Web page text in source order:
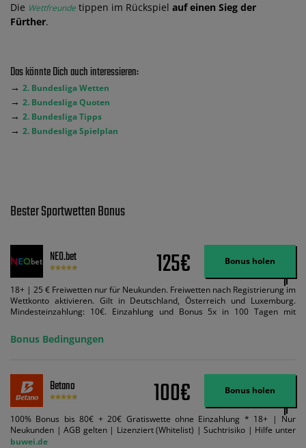
Die Wettfreunde tippen im Rückspiel auf einen Sieg der
Fürther.
Das könnte Dich auch interessieren:
→ 2. Bundesliga Wetten
→ 2. Bundesliga Quoten
→ 2. Bundesliga Tipps
→ 2. Bundesliga Spielplan
Bester Sportwetten Bonus
NEO.bet 125€ Bonus holen
18+ | 25 € Freiwetten nur für Neukunden. Freiwetten nach Registrierung im
Wettkonto aktivieren. Gilt in Deutschland, Österreich und Luxemburg.
Mindesteinzahlung: 10€. Einzahlung und Bonus 5x in 100 Tagen mit
Bedingungen können geändert werden. AGB gelten. Lizenziert; Hilfe bei
Suchtrisiken: buwei.de.
Bonus Bedingungen
Betano 100€ Bonus holen
100% Bonus bis 80€ + 20€ Gratiswette ohne Einzahlung * 18+ | Nur
Neukunden | AGB gelten | Lizenziert (Whitelist) | Suchtrisiko | Hilfe unter
buwei.de